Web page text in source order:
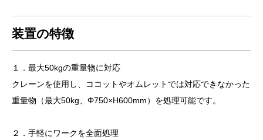
装置の特徴
１．最大50kgの重量物に対応
クレーンを使用し、ココットやオムレットでは対応できなかった
重量物（最大50kg、Φ750×H600mm）を処理可能です。
２．手軽にワークを全面処理